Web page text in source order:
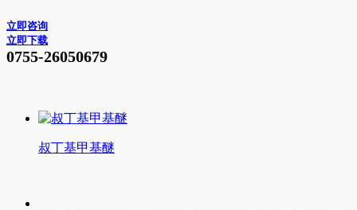
立即咨询
立即下载
0755-26050679
叔丁基甲基醚